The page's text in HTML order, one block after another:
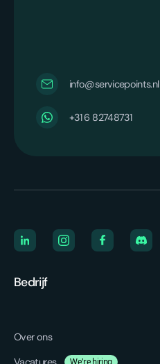
info@servicepoints.nl
‪+31 6 82748731‬
Bedrijf
Over ons
We're hiring